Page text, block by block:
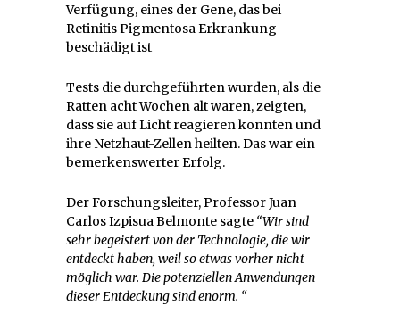
Verfügung, eines der Gene, das bei
Retinitis Pigmentosa Erkrankung
beschädigt ist
Tests die durchgeführten wurden, als die
Ratten acht Wochen alt waren, zeigten,
dass sie auf Licht reagieren konnten und
ihre Netzhaut-Zellen heilten. Das war ein
bemerkenswerter Erfolg.
Der Forschungsleiter, Professor Juan
Carlos Izpisua Belmonte sagte “Wir sind
sehr begeistert von der Technologie, die wir
entdeckt haben, weil so etwas vorher nicht
möglich war. Die potenziellen Anwendungen
dieser Entdeckung sind enorm. “